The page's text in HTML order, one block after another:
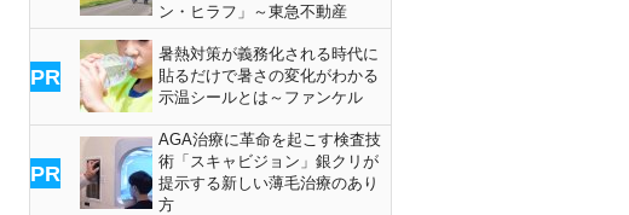
座高は奈良や鎌倉を上回るスケール（越前大仏）（Ｃ）日刊ゲンダイ
ン・ヒラフ」～東急不動産
PR
暑熱対策が義務化される時代に
貼るだけで暑さの変化がわかる
示温シールとは～ファンケル
PR
AGA治療に革命を起こす検査技
術「スキャビジョン」銀クリが
提示する新しい薄毛治療のあり
方